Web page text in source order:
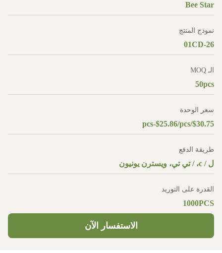
Bee Star
نموذج المنتج
01CD-26
الـ MOQ
50pcs
سعر الوحدة
$30.75/pcs-$25.86/pcs
طريقة الدفع
ل / c، / تي تي، ويسترن يونيون
القدرة على التوريد
1000PCS
الاستفسار الآن